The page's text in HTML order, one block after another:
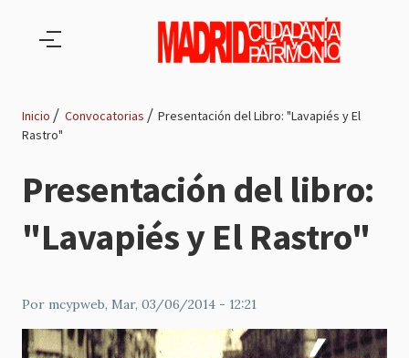
de
navegación
Inicio Convocatorias
Presentación del Libro: "Lavapiés y El
Rastro"
Presentación del libro:
"Lavapiés y El Rastro"
Por mcypweb, Mar, 03/06/2014 - 12:21